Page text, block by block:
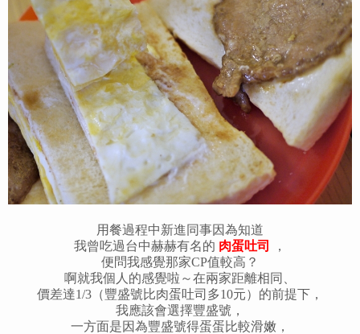
用餐過程中新進同事因為知道
我曾吃過台中赫赫有名的 肉蛋吐司
，
便問我感覺那家CP值較高？
啊就我個人的感覺啦～在兩家距離相同、
價差達1/3（豐盛號比肉蛋吐司多10元）的前提下，
我應該會選擇豐盛號，
一方面是因為豐盛號得蛋蛋比較滑嫩，